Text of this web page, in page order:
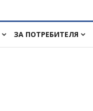
ЗА ПОТРЕБИТЕЛЯ